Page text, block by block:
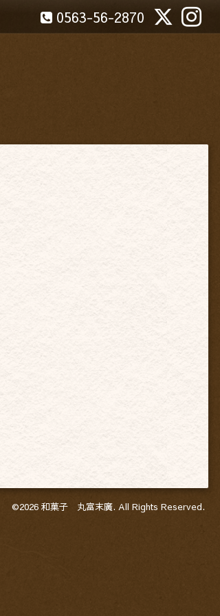
0563-56-2870
©2026 和菓子 丸富末廣. All Rights Reserved.